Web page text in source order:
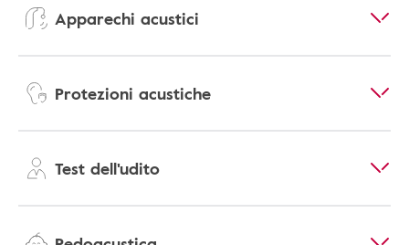
Apparechi acustici
Protezioni acustiche
Test dell'udito